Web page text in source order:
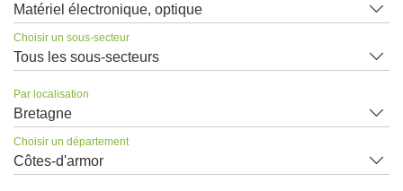
Matériel électronique, optique
Choisir un sous-secteur
Tous les sous-secteurs
Par localisation
Bretagne
Choisir un département
Côtes-d'armor